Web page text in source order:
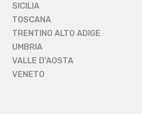
SICILIA
TOSCANA
TRENTINO ALTO ADIGE
UMBRIA
VALLE D'AOSTA
VENETO